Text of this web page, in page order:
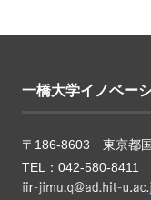
一橋大学イノベー
〒186-8603 東京都
TEL：042-580-8411